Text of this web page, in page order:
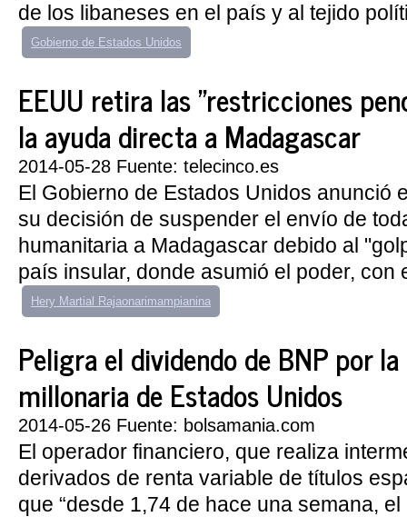
de los libaneses en el país y al tejido
Gobierno de Estados Unidos
EEUU retira las "restricciones
la ayuda directa a Madagascar
2014-05-28 Fuente: telecinco.es
El Gobierno de Estados Unidos anunció
su decisión de suspender el envío de
humanitaria a Madagascar debido al
país insular, donde asumió el poder, con
Hery Martial Rajaonarimampianina
Peligra el dividendo de BNP por
millonaria de Estados Unidos
2014-05-26 Fuente: bolsamania.com
El operador financiero, que realiza
derivados de renta variable de títulos
que “desde 1,74 de hace una semana,